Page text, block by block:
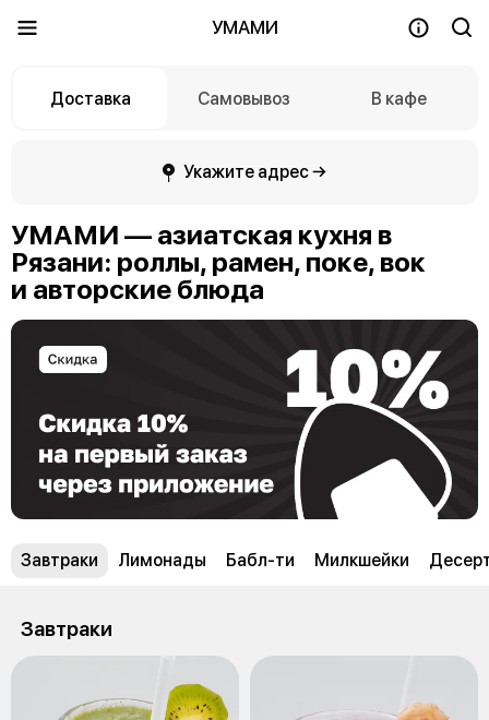
УМАМИ
Доставка Самовывоз В кафе
Укажите адрес →
УМАМИ — азиатская кухня в
Рязани: роллы, рамен, поке, вок
и авторские блюда
Завтраки Лимонады Бабл-ти Милкшейки
Завтраки